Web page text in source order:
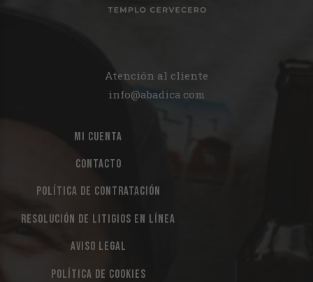
Atención al cliente
info@abadica.com
MI CUENTA
CONTACTO
POLÍTICA DE CONTRATACIÓN
RESOLUCIÓN DE LITIGIOS EN LÍNEA
AVISO LEGAL
POLÍTICA DE COOKIES